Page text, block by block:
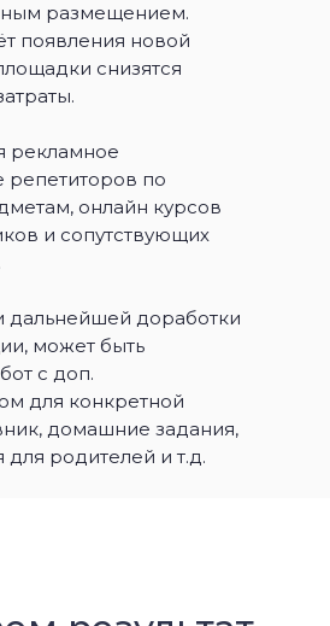
размещением.
появления новой
снизятся
рекламное
по
онлайн курсов
и сопутствующих
доработки
может быть
с доп.
для конкретной
домашние задания,
родителей и т.д.